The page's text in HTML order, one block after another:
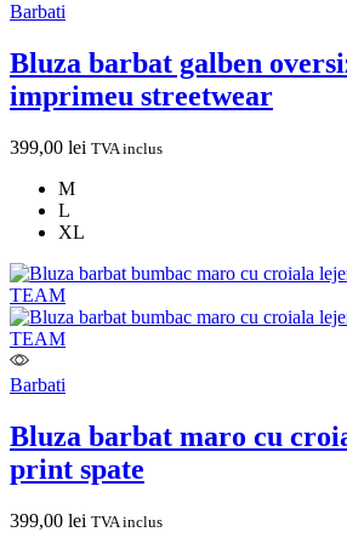
Barbati
Bluza barbat galben
imprimeu streetwear
399,00 lei TVA inclus
M
L
XL
Barbati
Bluza barbat maro cu
print spate
399,00 lei TVA inclus